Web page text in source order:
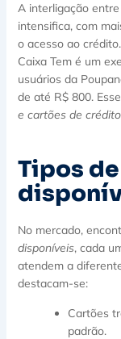
A interligação
intensifica, com
o acesso ao
Caixa Tem é um
usuários da
de até R$ 800.
e cartões de crédito
Tipos
No mercado,
disponíveis, cada
atendem a
destacam-se:
Cartões
padrão.